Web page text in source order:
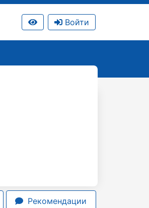
Войти
Рекомендации